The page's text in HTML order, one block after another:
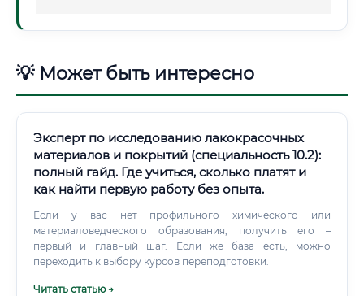
💡 Может быть интересно
Эксперт по исследованию лакокрасочных
материалов и покрытий (специальность 10.2):
полный гайд. Где учиться, сколько платят и
как найти первую работу без опыта.
Если у вас нет профильного химического или
материаловедческого образования, получить его –
первый и главный шаг. Если же база есть, можно
переходить к выбору курсов переподготовки.
Читать статью →